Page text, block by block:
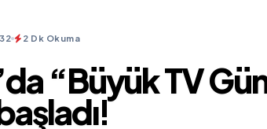
2 Dk Okuma
“Büyük TV